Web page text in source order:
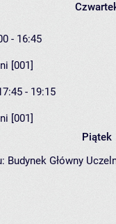
- 16:45
[001]
- 19:15
[001]
Piątek
Budynek Główny